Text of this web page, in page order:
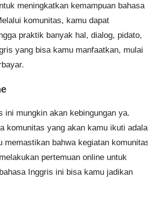
meningkatkan kemampuan bahasa
komunitas, kamu dapat
praktik banyak hal, dialog, pidato,
yang bisa kamu manfaatkan, mulai
ini mungkin akan kebingungan ya.
komunitas yang akan kamu ikuti
bahwa kegiatan
pertemuan online untuk
Inggris ini bisa kamu jadikan